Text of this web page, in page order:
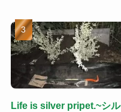
Life is silver pripet.~シル